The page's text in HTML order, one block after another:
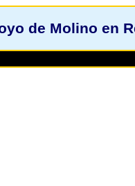
de Molino en